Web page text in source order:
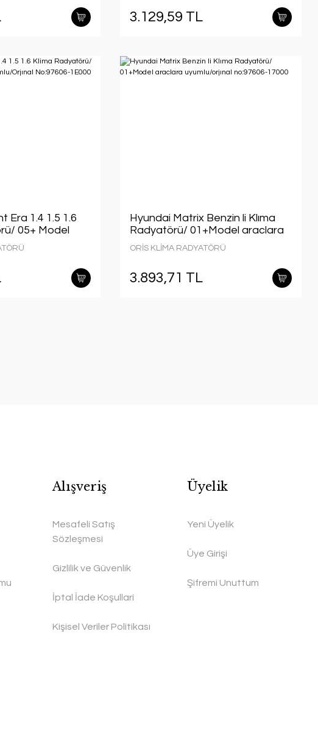
3.129,59 TL
Era 1.4 1.5 1.6
05+ Model
Orjınal
Hyundai Matrix Benzin li Klıma
Radyatörü/ 01+Model araclara
uyumlu/orjınal no:97606-17000
ORİS KLİMA RADYATÖRÜ
3.893,71 TL
Alışveriş
Mesafeli Satış
Sözleşmesi
Gizlilik ve Güvenlik
İptal İade Koşullari
Kişisel Veriler Politikası
Üyelik
Yeni Üyelik
Üye Girişi
Şifremi Unuttum